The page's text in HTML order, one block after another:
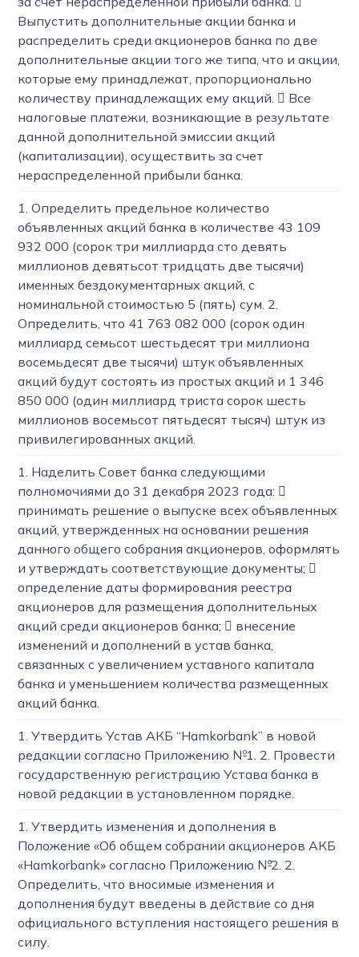
Выпустить дополнительные акции банка и
распределить среди акционеров банка по две
дополнительные акции того же типа, что и акции,
которые ему принадлежат, пропорционально
количеству принадлежащих ему акций.  Все
налоговые платежи, возникающие в результате
данной дополнительной эмиссии акций
(капитализации), осуществить за счет
нераспределенной прибыли банка.
1. Определить предельное количество
объявленных акций банка в количестве 43 109
932 000 (сорок три миллиарда сто девять
миллионов девятьсот тридцать две тысячи)
именных бездокументарных акций, с
номинальной стоимостью 5 (пять) сум. 2.
Определить, что 41 763 082 000 (сорок один
миллиард семьсот шестьдесят три миллиона
восемьдесят две тысячи) штук объявленных
акций будут состоять из простых акций и 1 346
850 000 (один миллиард триста сорок шесть
миллионов восемьсот пятьдесят тысяч) штук из
привилегированных акций.
1. Наделить Совет банка следующими
полномочиями до 31 декабря 2023 года: 
принимать решение о выпуске всех объявленных
акций, утвержденных на основании решения
данного общего собрания акционеров, оформлять
и утверждать соответствующие документы; 
определение даты формирования реестра
акционеров для размещения дополнительных
акций среди акционеров банка;  внесение
изменений и дополнений в устав банка,
связанных с увеличением уставного капитала
банка и уменьшением количества размещенных
акций банка.
1. Утвердить Устав АКБ “Hamkorbank” в новой
редакции согласно Приложению №1. 2. Провести
государственную регистрацию Устава банка в
новой редакции в установленном порядке.
1. Утвердить изменения и дополнения в
Положение «Об общем собрании акционеров АКБ
«Hamkorbank» согласно Приложению №2. 2.
Определить, что вносимые изменения и
дополнения будут введены в действие со дня
официального вступления настоящего решения в
силу.